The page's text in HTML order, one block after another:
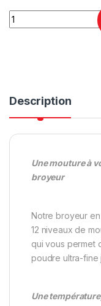
quantité
Description
Une mouture à
broyeur
Notre broyeur
12 niveaux de
qui vous permet
poudre ultra-fine
Une